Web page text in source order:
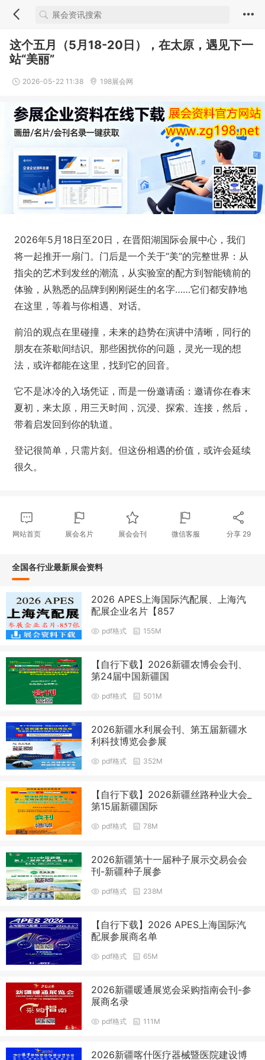
这个五月（5月18-20日），在太原，遇见下一
站“美丽”
2026-05-22 11:38 198展会网
2026年5月18日至20日，在晋阳湖国际会展中心，我们
将一起推开一扇门。门后是一个关于“美”的完整世界：从
指尖的艺术到发丝的潮流，从实验室的配方到智能镜前的
体验，从熟悉的品牌到刚刚诞生的名字……它们都安静地
在这里，等着与你相遇、对话。
前沿的观点在里碰撞，未来的趋势在演讲中清晰，同行的
朋友在茶歇间结识。那些困扰你的问题，灵光一现的想
法，或许都能在这里，找到它的回音。
它不是冰冷的入场凭证，而是一份邀请函：邀请你在春末
夏初，来太原，用三天时间，沉浸、探索、连接，然后，
带着启发回到你的轨道。
登记很简单，只需片刻。但这份相遇的价值，或许会延续
很久。
网站首页 展会名片 展会会刊 微信客服 分享 29
全国各行业最新展会资料
2026 APES上海国际汽配展、上海汽
配展企业名片【857
pdf格式 155M
【自行下载】2026新疆农博会会刊、
第24届中国新疆国
pdf格式 501M
2026新疆水利展会刊、第五届新疆水
利科技博览会参展
pdf格式 352M
【自行下载】2026新疆丝路种业大会_
第15届新疆国际
pdf格式 78M
2026新疆第十一届种子展示交易会会
刊-新疆种子展参
pdf格式 238M
【自行下载】2026 APES上海国际汽
配展参展商名单
pdf格式 65M
2026新疆暖通展览会采购指南会刊-参
展商名录
pdf格式 111M
2026新疆喀什医疗器械暨医院建设博